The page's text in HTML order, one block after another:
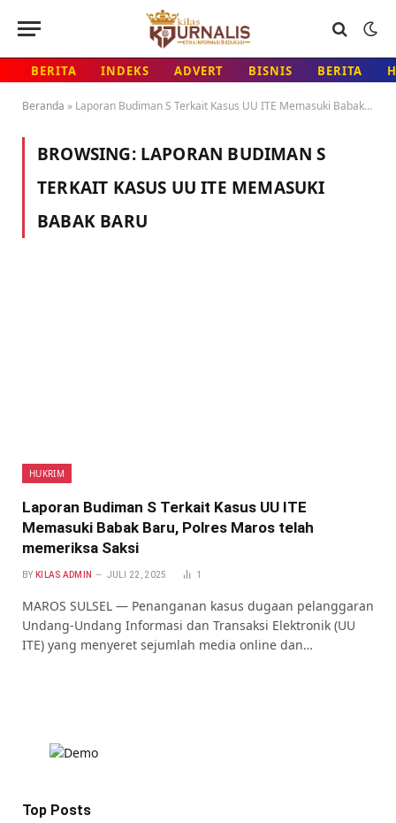
BERITA INDEKS ADVERT BISNIS BERITA
Beranda » Laporan Budiman S Terkait Kasus UU ITE Memasuki Babak Baru
BROWSING: LAPORAN BUDIMAN S
TERKAIT KASUS UU ITE MEMASUKI
BABAK BARU
HUKRIM
Laporan Budiman S Terkait Kasus UU ITE
Memasuki Babak Baru, Polres Maros telah
memeriksa Saksi
BY KILAS ADMIN JULI 22, 2025 1
MAROS SULSEL — Penanganan kasus dugaan pelanggaran
Undang-Undang Informasi dan Transaksi Elektronik (UU
ITE) yang menyeret sejumlah media online dan…
Top Posts